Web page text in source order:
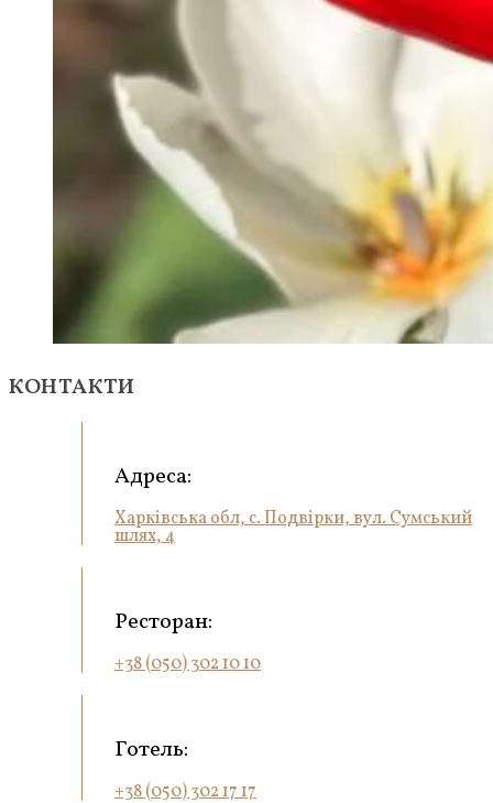
КОНТАКТИ
Адреса:
Харківська обл, с. Подвірки, вул. Сумський
шлях, 4
Ресторан:
+38 (050) 302 10 10
Готель:
+38 (050) 302 17 17